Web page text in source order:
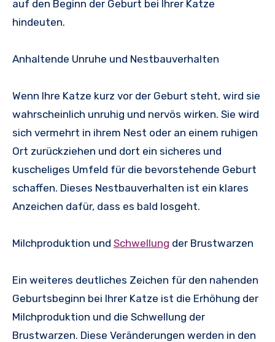
auf den Beginn der Geburt bei Ihrer Katze
hindeuten.
Anhaltende Unruhe und Nestbauverhalten
Wenn Ihre Katze kurz vor der Geburt steht, wird sie
wahrscheinlich unruhig und nervös wirken. Sie wird
sich vermehrt in ihrem Nest oder an einem ruhigen
Ort zurückziehen und dort ein sicheres und
kuscheliges Umfeld für die bevorstehende Geburt
schaffen. Dieses Nestbauverhalten ist ein klares
Anzeichen dafür, dass es bald losgeht.
Milchproduktion und Schwellung der Brustwarzen
Ein weiteres deutliches Zeichen für den nahenden
Geburtsbeginn bei Ihrer Katze ist die Erhöhung der
Milchproduktion und die Schwellung der
Brustwarzen. Diese Veränderungen werden in den